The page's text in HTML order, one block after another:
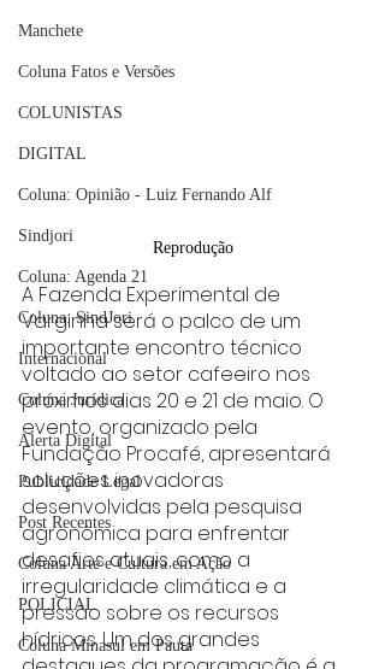
Manchete
Coluna Fatos e Versões
COLUNISTAS
DIGITAL
Coluna: Opinião - Luiz Fernando Alf
Sindjori
Coluna: Agenda 21
Coluna: SindJori
Internacional
Coluna Jurídica
Alerta Digital
Publicidade Legal
Post Recentes
Coluna Arte e Cultura em Ação
POLICIAL
Coluna Minasul em Pauta
Reprodução
A Fazenda Experimental de
Varginha será o palco de um
importante encontro técnico
voltado ao setor cafeeiro nos
próximos dias 20 e 21 de maio. O
evento, organizado pela
Fundação Procafé, apresentará
soluções inovadoras
desenvolvidas pela pesquisa
agronômica para enfrentar
desafios atuais, como a
irregularidade climática e a
pressão sobre os recursos
hídricos. Um dos grandes